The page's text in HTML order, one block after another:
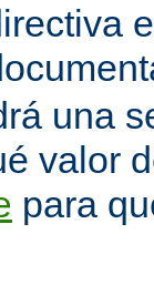
una
valor
para